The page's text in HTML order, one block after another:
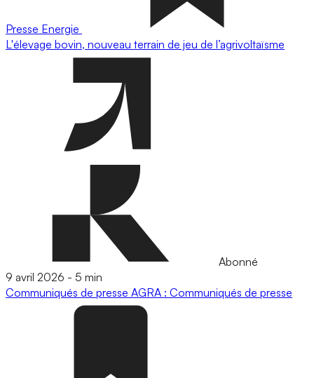
Presse Energie
L'élevage bovin, nouveau terrain de jeu de l’agrivoltaïsme
Abonné
9 avril 2026 - 5 min
Communiqués de presse AGRA : Communiqués de presse